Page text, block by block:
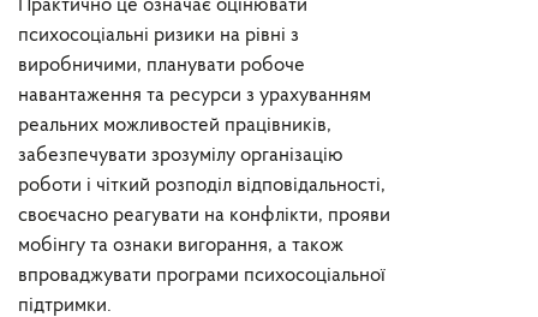
Практично це означає оцінювати
психосоціальні ризики на рівні з
виробничими, планувати робоче
навантаження та ресурси з урахуванням
реальних можливостей працівників,
забезпечувати зрозумілу організацію
роботи і чіткий розподіл відповідальності,
своєчасно реагувати на конфлікти, прояви
мобінгу та ознаки вигорання, а також
впроваджувати програми психосоціальної
підтримки.